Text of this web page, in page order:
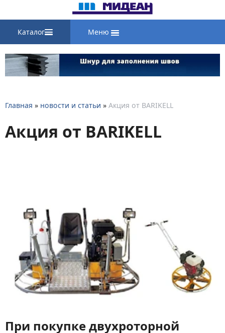
Каталог Меню
Главная » новости и статьи » Акция от BARIKELL
Акция от BARIKELL
При покупке двухроторной